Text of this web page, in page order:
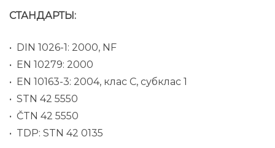
СТАНДАРТЫ:
• DIN 1026-1: 2000, NF
• EN 10279: 2000
• EN 10163-3: 2004, клас C, субклас 1
• STN 42 5550
• ČTN 42 5550
• TDP: STN 42 0135